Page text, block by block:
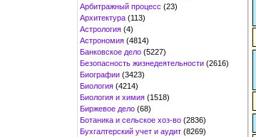
Арбитражный процесс (23)
Архитектура (113)
Астрология (4)
Астрономия (4814)
Банковское дело (5227)
Безопасность жизнедеятельности (2616)
Биографии (3423)
Биология (4214)
Биология и химия (1518)
Биржевое дело (68)
Ботаника и сельское хоз-во (2836)
Бухгалтерский учет и аудит (8269)